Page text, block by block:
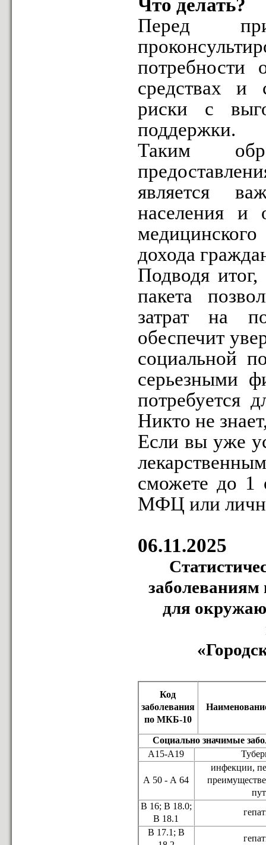
Что делать?
Перед
потребности
средствах и
риски с
поддержки.
Таким
является
населения и
дохода
Подводя итог,
пакета
затрат на
обеспечит
социальной
серьезными
потребуется
Никто не
Если вы уже
сможете до 1
МФЦ или
06.11.2025
для
Код
заболевания
по МКБ-10
Социально значимые
А15-А19
А 50 - А 64
инфекции,
В 16; В 18.0;
В 18.1
В 17.1; В